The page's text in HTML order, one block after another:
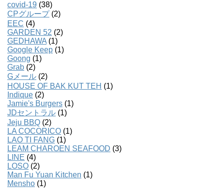
covid-19 (38)
CPグループ(2)
EEC (4)
GARDEN 52 (2)
GEDHAWA (1)
Google Keep (1)
Goong (1)
Grab (2)
Gメール (2)
HOUSE OF BAK KUT TEH (1)
Indique (2)
Jamie's Burgers (1)
JDセントラル (1)
Jeju BBQ (2)
LA COCORICO (1)
LAO TI FANG (1)
LEAM CHAROEN SEAFOOD (3)
LINE (4)
LOSO (2)
Man Fu Yuan Kitchen (1)
Mensho (1)